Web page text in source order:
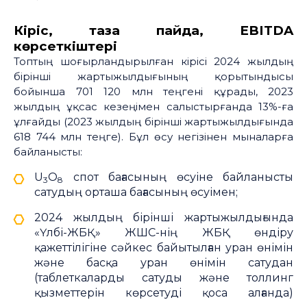
Кіріс, таза пайда, EBITDA
көрсеткіштері
Топтың шоғырландырылған кірісі 2024 жылдың
бірінші жартыжылдығының қорытындысы
бойынша 701 120 млн теңгені құрады, 2023
жылдың ұқсас кезеңімен салыстырғанда 13%-ға
ұлғайды (2023 жылдың бірінші жартыжылдығында
618 744 млн теңге). Бұл өсу негізінен мыналарға
байланысты:
U3O8
спот бағасының өсуіне байланысты
сатудың орташа бағасының өсуімен;
2024 жылдың бірінші жартыжылдығында
«Үлбі-ЖБҚ» ЖШС-нің ЖБҚ өндіру
қажеттілігіне сәйкес байытылған уран өнімін
және басқа уран өнімін сатудан
(таблеткаларды сатуды және толлинг
қызметтерін көрсетуді қоса алғанда)